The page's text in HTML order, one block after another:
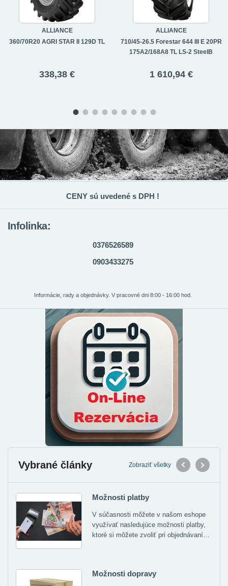
ALLIANCE
360/70R20 AGRI STAR II 129D TL
338,38 €
ALLIANCE
710/45-26.5 Forestar 644 III E 20PR
175A2/168A8 TL LS-2 SteelB
1 610,94 €
•• • • • • • • •
CENY sú uvedené s DPH !
Infolinka:
0376526589
0903433275
Informácie, rady a objednávky. V pracovné dni 8:00 - 16:00 hod.
Zobraziť všetky
Vybrané články
Možnosti platby
V súčasnosti môžete v našom eshope
využívať nasledujúce možnosti platby,
ktoré si môžete zvoliť pri objednávaní…
Možnosti dopravy